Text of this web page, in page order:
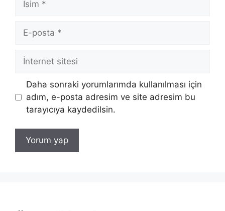
posta
İnternet
sitesi
Daha sonraki yorumlarımda kullanılması için
adım, e-posta adresim ve site adresim bu
tarayıcıya kaydedilsin.